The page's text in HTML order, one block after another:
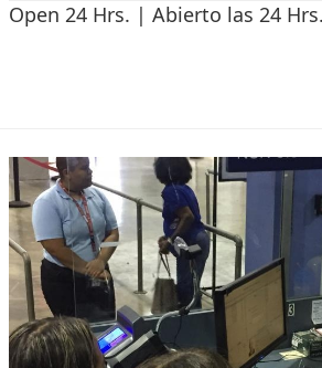
Open 24 Hrs. | Abierto las 24 Hrs.